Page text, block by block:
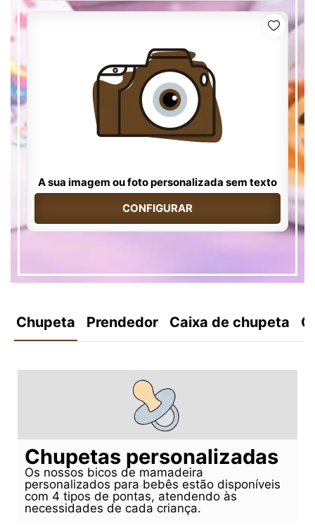
A sua imagem ou foto personalizada sem texto
CONFIGURAR
Chupeta Prendedor Caixa de chupeta
Chupetas personalizadas
Os nossos bicos de mamadeira
personalizados para bebês estão disponíveis
com 4 tipos de pontas, atendendo às
necessidades de cada criança.